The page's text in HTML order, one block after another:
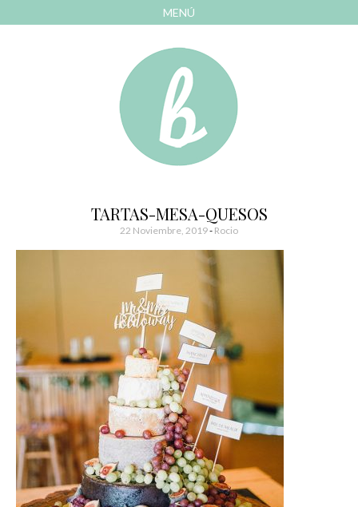
MENÚ
Bonitismos
TARTAS-MESA-QUESOS
22 Noviembre, 2019- Rocio